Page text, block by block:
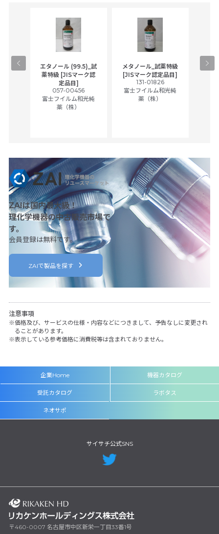
エタノール (99.5)_試
薬特級 [JISマーク認
定品目]
057-00456
富士フイルム和光純
薬（株）
メタノール_試薬特級
[JISマーク認定品目]
131-01826
富士フイルム和光純
薬（株）
ア
ZAIは国内最大級！
理化学機器の中古販売市場で
す。
会員登録は無料です。
ZAIで製品を探す
注意事項
価格及び、サービスの仕様・内容などにつきまして、予告なしに変更され
ることがあります。
表示している参考価格に消費税等は含まれておりません。
企業Home 機器カタログ
受託カタログ ラボタス
ネオサポ
サイサチ公式SNS
〒460-0007 名古屋市中区新栄一丁目33番1号